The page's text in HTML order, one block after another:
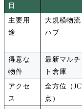
目
主要用
途
大規模物
ハブ
得意な
物件
最新マル
ト倉庫
アクセ
ス
全方位（
点）